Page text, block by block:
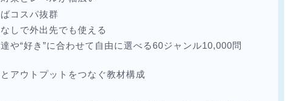
コスパ抜群
しで外出先でも使える
や“好き”に合わせて自由に選べる60ジャンル10,000問
アウトプットをつなぐ教材構成